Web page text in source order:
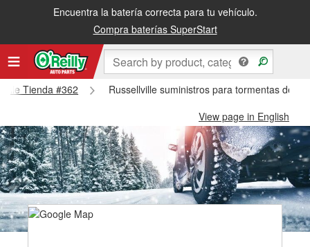
Encuentra la batería correcta para tu vehículo.
Compra baterías SuperStart
Tienda #362
Russellville suministros para tormentas de
View page in English